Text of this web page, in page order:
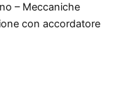
– Meccaniche
con accordatore